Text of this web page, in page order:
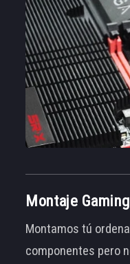
Montaje
Montamos tú
componentes pero